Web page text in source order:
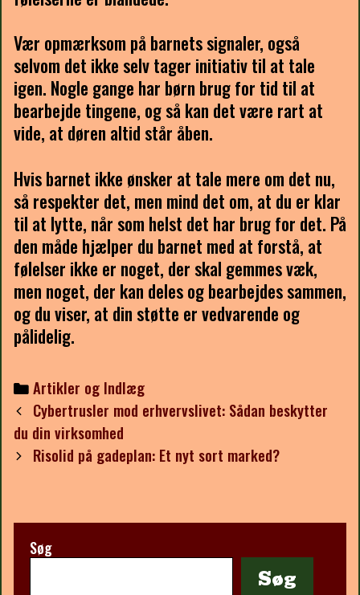
Vær opmærksom på barnets signaler, også
selvom det ikke selv tager initiativ til at tale
igen. Nogle gange har børn brug for tid til at
bearbejde tingene, og så kan det være rart at
vide, at døren altid står åben.
Hvis barnet ikke ønsker at tale mere om det nu,
så respekter det, men mind det om, at du er klar
til at lytte, når som helst det har brug for det. På
den måde hjælper du barnet med at forstå, at
følelser ikke er noget, der skal gemmes væk,
men noget, der kan deles og bearbejdes sammen,
og du viser, at din støtte er vedvarende og
pålidelig.
Categories
Artikler og Indlæg
Post
navigation
Cybertrusler mod erhvervslivet: Sådan beskytter
du din virksomhed
Risolid på gadeplan: Et nyt sort marked?
Søg
Søg